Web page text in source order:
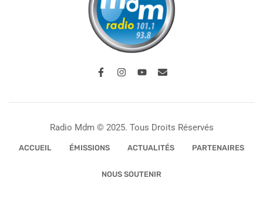
Radio Mdm © 2025. Tous Droits Réservés
ACCUEIL ÉMISSIONS ACTUALITÉS PARTENAIRES
NOUS SOUTENIR